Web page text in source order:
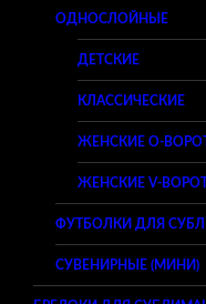
ОДНОСЛОЙНЫЕ
ДЕТСКИЕ
КЛАССИЧЕСКИЕ
ЖЕНСКИЕ O-
ЖЕНСКИЕ V-
ФУТБОЛКИ ДЛЯ
СУВЕНИРНЫЕ (МИНИ)